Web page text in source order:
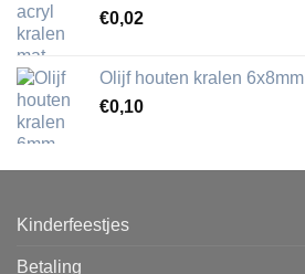
€0,02
Olijf houten kralen 6x8mm
€0,10
Kinderfeestjes
Betaling